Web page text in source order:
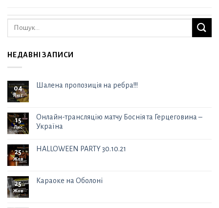
НЕДАВНІ ЗАПИСИ
04
Лют
Шалена пропозиція на ребра!!!
15
Лис
Онлайн-трансляцію матчу Боснія та Герцеговина –
Україна
25
Жов
HALLOWEEN PARTY 30.10.21
25
Жов
Караоке на Оболоні